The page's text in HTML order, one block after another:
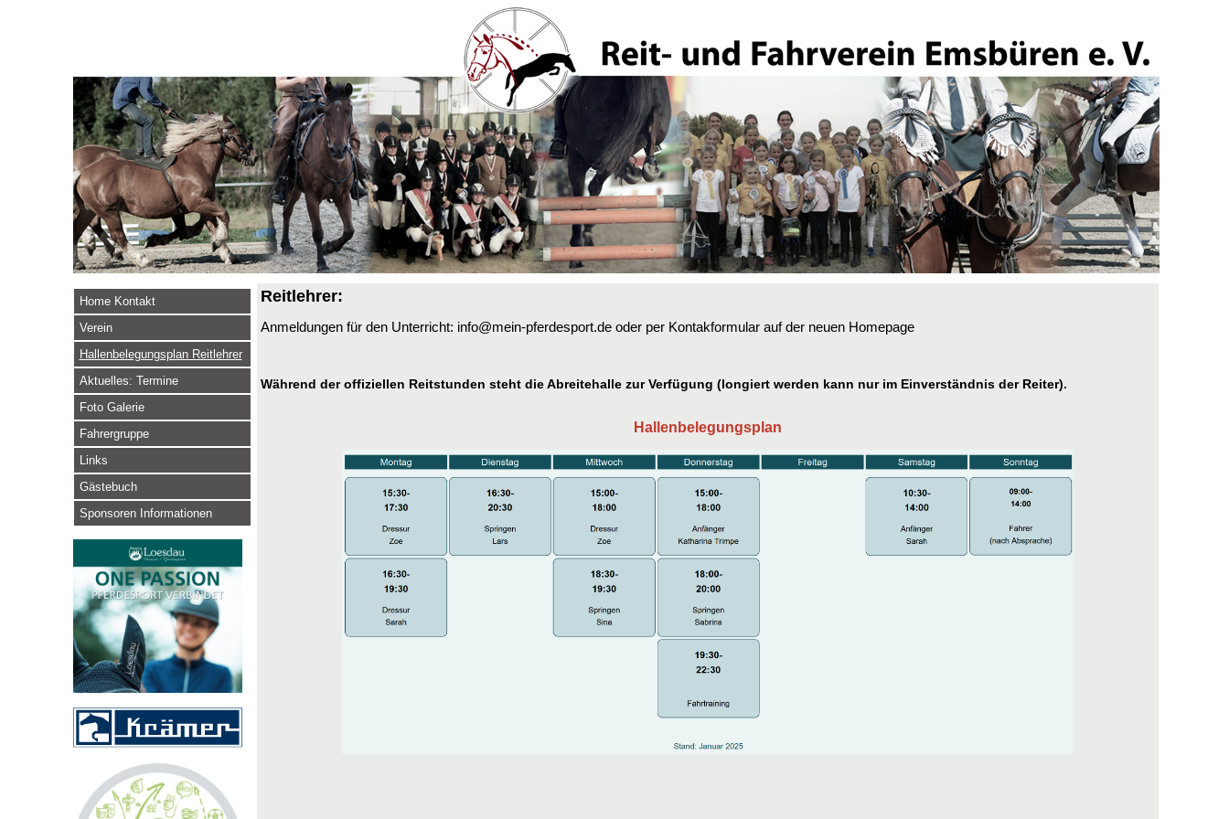
Home Kontakt
Verein
Hallenbelegungsplan Reitlehrer
Aktuelles: Termine
Foto Galerie
Fahrergruppe
Links
Gästebuch
Sponsoren Informationen
Reitlehrer:
Anmeldungen für den Unterricht: info@mein-pferdesport.de oder per Kontakformular auf der neuen Homepage
Während der offiziellen Reitstunden steht die Abreitehalle zur Verfügung (longiert werden kann nur im Einverständnis der Reiter).
Hallenbelegungsplan